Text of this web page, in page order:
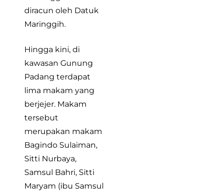
diracun oleh Datuk
Maringgih.
Hingga kini, di
kawasan Gunung
Padang terdapat
lima makam yang
berjejer. Makam
tersebut
merupakan makam
Bagindo Sulaiman,
Sitti Nurbaya,
Samsul Bahri, Sitti
Maryam (ibu Samsul